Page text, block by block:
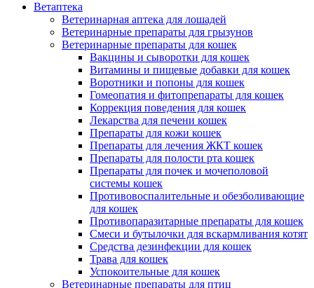
Ветаптека
Ветеринарная аптека для лошадей
Ветеринарные препараты для грызунов
Ветеринарные препараты для кошек
Вакцины и сыворотки для кошек
Витамины и пищевые добавки для кошек
Воротники и попоны для кошек
Гомеопатия и фитопрепараты для кошек
Коррекция поведения для кошек
Лекарства для печени кошек
Препараты для кожи кошек
Препараты для лечения ЖКТ кошек
Препараты для полости рта кошек
Препараты для почек и мочеполовой
системы кошек
Противовоспалительные и обезболивающие
для кошек
Противопаразитарные препараты для кошек
Смеси и бутылочки для вскармливания котят
Средства дезинфекции для кошек
Трава для кошек
Успокоительные для кошек
Ветеринарные препараты для птиц